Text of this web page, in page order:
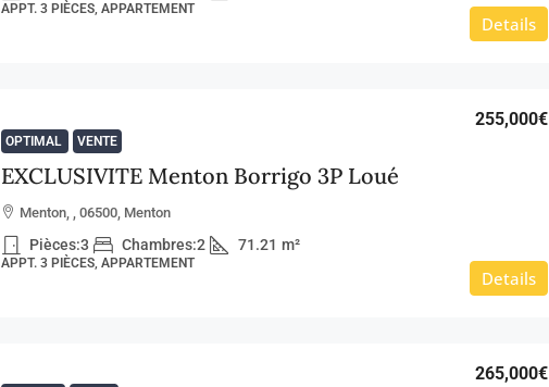
APPT. 3 PIÈCES, APPARTEMENT
Details
OPTIMAL VENTE
EXCLUSIVITE Menton Borrigo 3P Loué
255,000€
Menton, , 06500, Menton
Pièces:3 Chambres:2 71.21 m²
APPT. 3 PIÈCES, APPARTEMENT
Details
265,000€